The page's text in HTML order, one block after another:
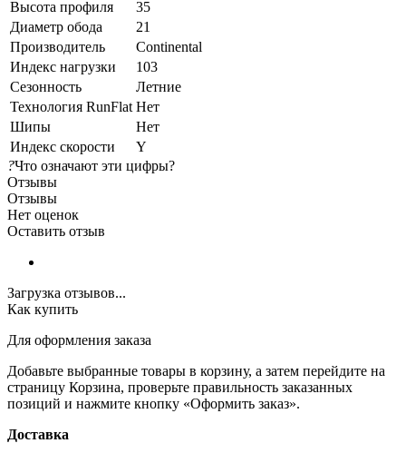
Высота профиля
35
Диаметр обода
21
Производитель
Continental
Индекс нагрузки
103
Сезонность
Летние
Технология RunFlat Нет
Шипы
Нет
Индекс скорости
Y
?Что означают эти цифры?
Отзывы
Отзывы
Нет оценок
Оставить отзыв
Загрузка отзывов...
Как купить
Для оформления заказа
Добавьте выбранные товары в корзину, а затем перейдите на
страницу Корзина, проверьте правильность заказанных
позиций и нажмите кнопку «Оформить заказ».
Доставка